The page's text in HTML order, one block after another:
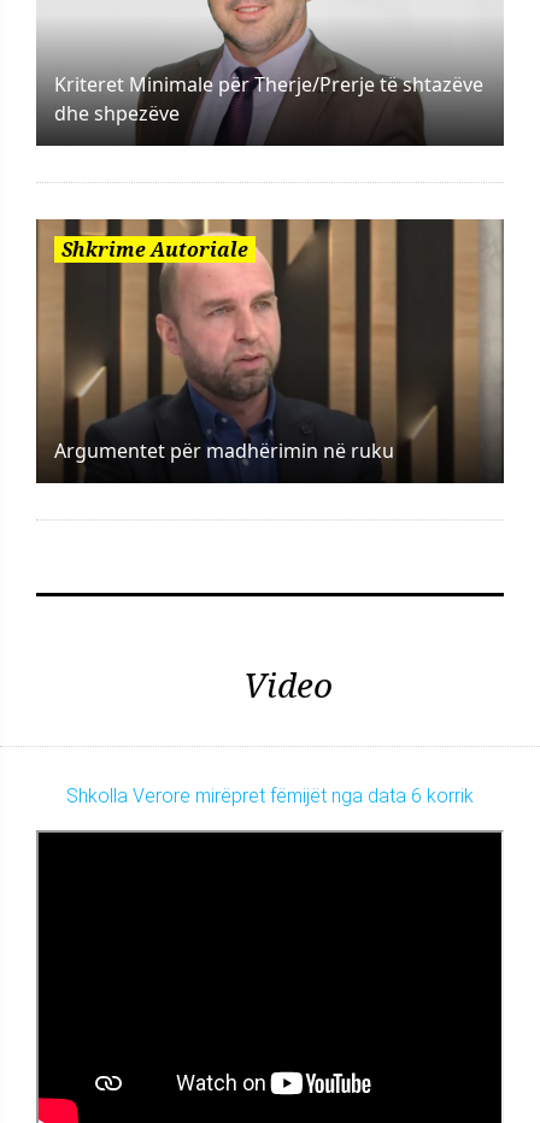
Kriteret Minimale për Therje/Prerje të shtazëve
dhe shpezëve
Shkrime Autoriale
Argumentet për madhërimin në ruku
Video
Shkolla Verore mirëpret fëmijët nga data 6 korrik